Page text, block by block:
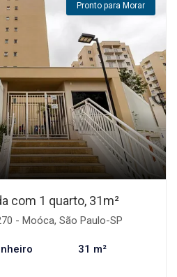
Pronto para Morar
com 1 quarto, 31m²
- Moóca, São Paulo-SP
31 m²